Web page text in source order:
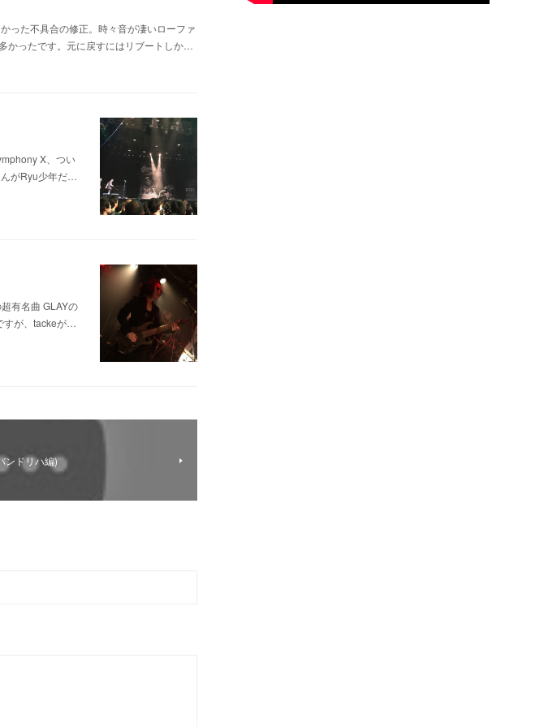
った不具合の修正。時々音が凄いローファ
かったです。元に戻すにはリブートしか…
X、つい
んがRyu少年だ…
有名曲 GLAYの
すが、tackeが…
ンドリハ編)
(14)